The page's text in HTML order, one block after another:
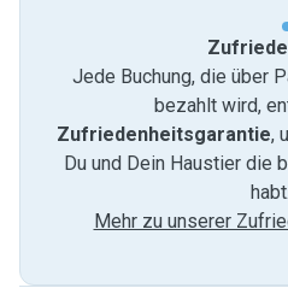
Jede Buchung, die über
bezahlt wird,
Zufriedenheitsgarantie,
Du und Dein Haustier die
habt.
Mehr zu unserer